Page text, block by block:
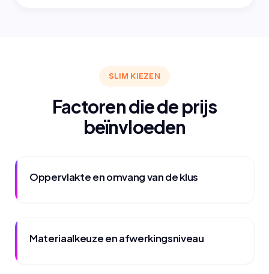
SLIM KIEZEN
Factoren die de prijs
beïnvloeden
Oppervlakte en omvang van de klus
Materiaalkeuze en afwerkingsniveau